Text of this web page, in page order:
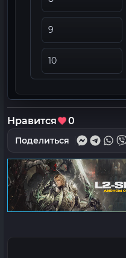
9
10
Нравится 0
Поделиться